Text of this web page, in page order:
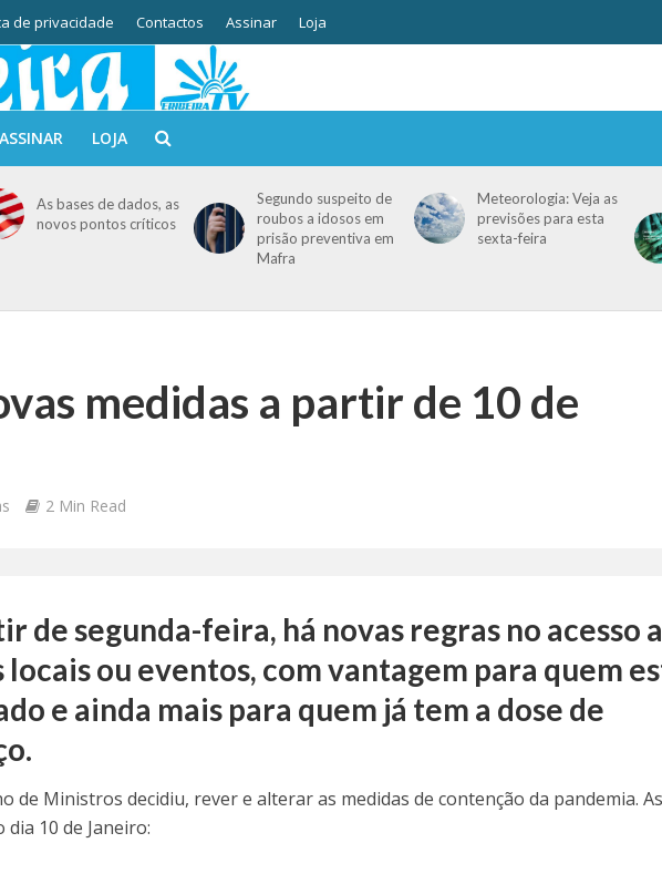
de privacidade Contactos Assinar Loja
ASSINAR LOJA
As bases de dados, as
novos pontos críticos
Segundo suspeito de
roubos a idosos em
prisão preventiva em
Mafra
Meteorologia: Veja as
previsões para esta
sexta-feira
medidas a partir de 10 de
2 Min Read
de segunda-feira, há novas regras no acesso
locais ou eventos, com vantagem para quem
e ainda mais para quem já tem a dose de
de Ministros decidiu, rever e alterar as medidas de contenção da pandemia.
10 de Janeiro: